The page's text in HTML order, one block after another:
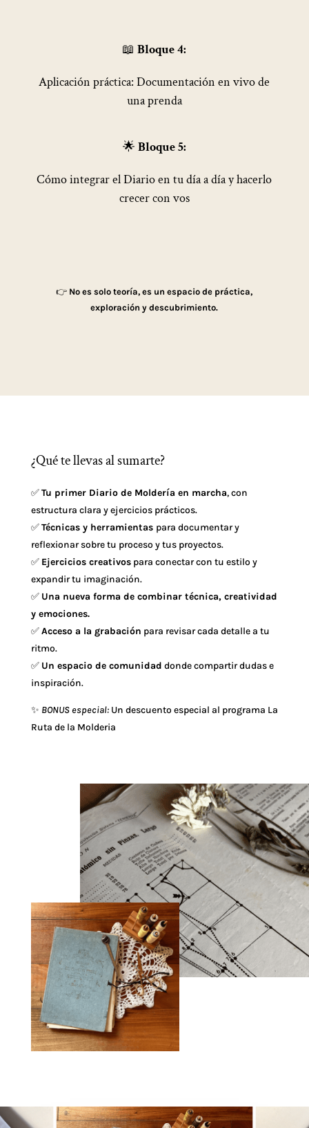
📖Bloque 4:
Aplicación práctica: Documentación en vivo de
una prenda
🌟 Bloque 5:
Cómo integrar el Diario en tu día a día y hacerlo
crecer con vos
👉 No es solo teoría, es un espacio de práctica,
exploración y descubrimiento.
¿Qué te llevas al sumarte?
✅Tu primer Diario de Moldería en marcha, con
estructura clara y ejercicios prácticos.
✅Técnicas y herramientas para documentar y
reflexionar sobre tu proceso y tus proyectos.
✅ Ejercicios creativospara conectar con tu estilo y
expandir tu imaginación.
✅ Una nueva forma de combinar técnica, creatividad
y emociones.
✅Acceso a la grabación para revisar cada detalle a tu
ritmo.
✅ Un espacio de comunidad donde compartir dudas e
inspiración.
✨ BONUS especial:Un descuento especial al programa La
Ruta de la Molderia